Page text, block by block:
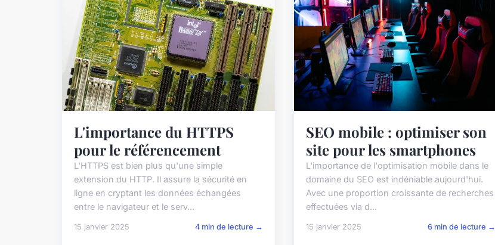
L'importance du HTTPS
pour le référencement
L'HTTPS est bien plus qu'une simple
extension du HTTP. Il assure la sécurité en
ligne en cryptant les données échangées
entre le navigateur et le serv...
15 janvier 2025 4 min de lecture →
SEO mobile : optimiser son
site pour les smartphones
L'importance de l'optimisation mobile dans le
domaine du SEO est indéniable aujourd'hui.
Avec une proportion croissante de recherches
effectuées via d...
15 janvier 2025 6 min de lecture →